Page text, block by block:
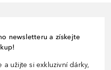
newsletteru a získejte
užijte si exkluzivní dárky,